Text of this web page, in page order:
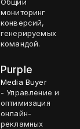
мониторинг
конверсий,
генерируемых
командой.
Purple
Media Buyer
- Управление и
оптимизация
онлайн-
рекламных